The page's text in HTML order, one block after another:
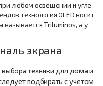
любом освещении и угле
технология OLED носит
называется Triluminos, а у
экрана
техники для дома и
подбирать с учетом